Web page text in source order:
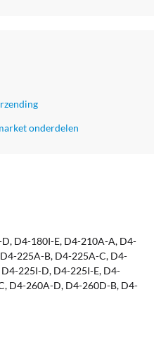
onderdelen
D4-180I-E, D4-210A-A, D4-
225A-B, D4-225A-C, D4-
225I-D, D4-225I-E, D4-
D4-260A-D, D4-260D-B, D4-